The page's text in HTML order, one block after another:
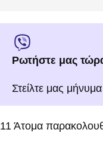
Ρωτήστε μας
Στείλτε μας
11 Άτομα